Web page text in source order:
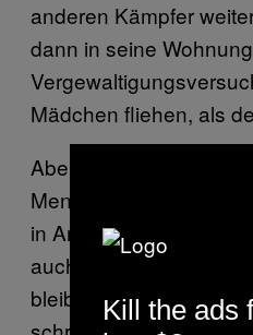
anderen Kämpfer
dann in seine
Mädchen fliehen, als
Aber egal wie viele
in Arbil und in anderen
auch zu hören
bleiben imKill the ads